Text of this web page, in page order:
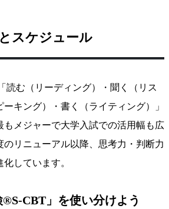
スケジュール
読む（リーディング）・聞く（リス
キング）・書く（ライティング）」
もメジャーで大学入試での活用幅も広
のリニューアル以降、思考力・判断力
しています。
CBT」を使い分けよう